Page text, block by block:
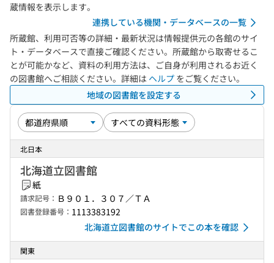
蔵情報を表示します。
連携している機関・データベースの一覧
所蔵館、利用可否等の詳細・最新状況は情報提供元の各館のサイ
ト・データベースで直接ご確認ください。所蔵館から取寄せるこ
とが可能かなど、資料の利用方法は、ご自身が利用されるお近く
の図書館へご相談ください。詳細は ヘルプ をご覧ください。
地域の図書館を設定する
北日本
北海道立図書館
紙
請求記号： Ｂ９０１．３０７／ＴＡ
図書登録番号： 1113383192
北海道立図書館のサイトでこの本を確認
関東